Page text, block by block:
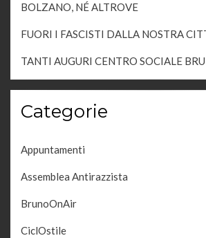
BOLZANO, NÉ ALTROVE
FUORI I FASCISTI DALLA NOSTRA
TANTI AUGURI CENTRO SOCIALE
Categorie
Appuntamenti
Assemblea Antirazzista
BrunoOnAir
CiclOstile